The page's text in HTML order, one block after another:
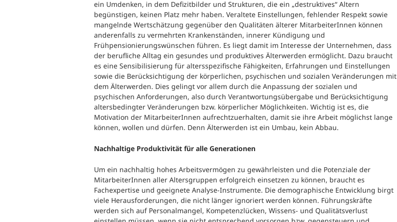
ein Umdenken, in dem Defizitbilder und Strukturen, die ein „destruktives“ Altern
begünstigen, keinen Platz mehr haben. Veraltete Einstellungen, fehlender Respekt sowie
mangelnde Wertschätzung gegenüber den Qualitäten älterer MitarbeiterInnen können
anderenfalls zu vermehrten Krankenständen, innerer Kündigung und
Frühpensionierungswünschen führen. Es liegt damit im Interesse der Unternehmen, dass
der berufliche Alltag ein gesundes und produktives Älterwerden ermöglicht. Dazu braucht
es eine Sensibilisierung für altersspezifische Fähigkeiten, Erfahrungen und Einstellungen
sowie die Berücksichtigung der körperlichen, psychischen und sozialen Veränderungen mit
dem Älterwerden. Dies gelingt vor allem durch die Anpassung der sozialen und
psychischen Anforderungen, also durch Verantwortungsübergabe und Berücksichtigung
altersbedingter Veränderungen bzw. körperlicher Möglichkeiten. Wichtig ist es, die
Motivation der MitarbeiterInnen aufrechtzuerhalten, damit sie ihre Arbeit möglichst lange
können, wollen und dürfen. Denn Älterwerden ist ein Umbau, kein Abbau.
Nachhaltige Produktivität für alle Generationen
Um ein nachhaltig hohes Arbeitsvermögen zu gewährleisten und die Potenziale der
MitarbeiterInnen aller Altersgruppen erfolgreich einsetzen zu können, braucht es
Fachexpertise und geeignete Analyse-Instrumente. Die demographische Entwicklung birgt
viele Herausforderungen, die nicht länger ignoriert werden können. Führungskräfte
werden sich auf Personalmangel, Kompetenzlücken, Wissens- und Qualitätsverlust